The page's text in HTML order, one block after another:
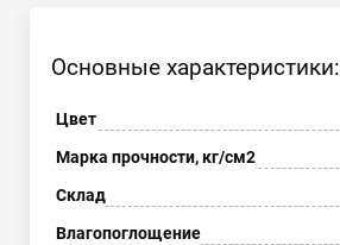
Основные характеристики:
Цвет
Марка прочности, кг/см2
Склад
Влагопоглощение